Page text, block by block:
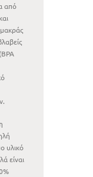
από
υλικό
είναι